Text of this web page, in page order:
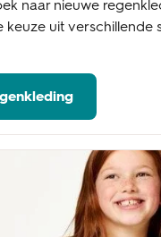
naar nieuwe
keuze uit verschillende